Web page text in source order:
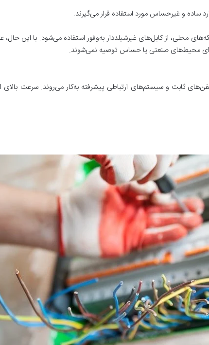
ساده و غیر‌حساس مورد استفاده قرار می‌گیرند.
محلی، از کابل‌های غیر‌شیلددار به‌وفور استفاده می‌شود. با این
برای محیط‌های صنعتی یا حساس توصیه نمی‌شوند.
ثابت و سیستم‌های ارتباطی پیشرفته به‌کار می‌روند. سرعت